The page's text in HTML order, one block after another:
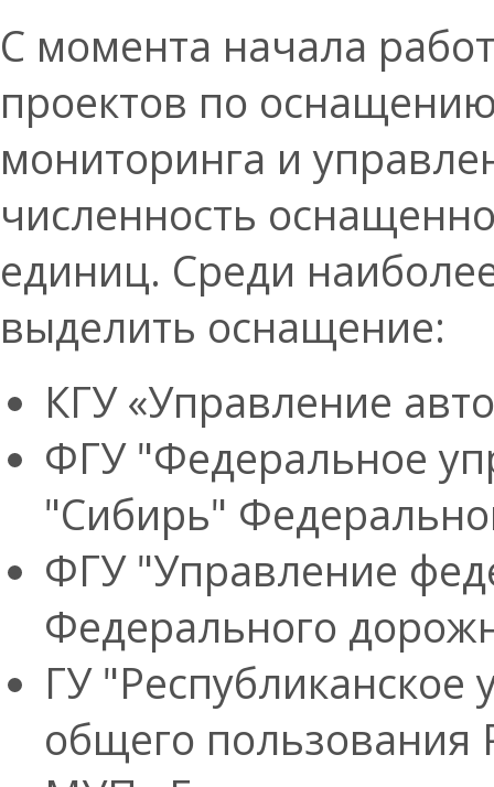
С момента начала
проектов по
мониторинга и
численность
единиц. Среди
выделить оснащение:
КГУ «Управление
ФГУ "Федеральное
"Сибирь"
ФГУ "Управление
Федерального
ГУ
общего пользования